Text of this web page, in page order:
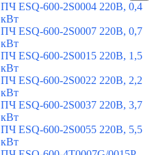
ПЧ ESQ-600-2S0004 220В, 0,4
кВт
ПЧ ESQ-600-2S0007 220В, 0,7
кВт
ПЧ ESQ-600-2S0015 220В, 1,5
кВт
ПЧ ESQ-600-2S0022 220В, 2,2
кВт
ПЧ ESQ-600-2S0037 220В, 3,7
кВт
ПЧ ESQ-600-2S0055 220В, 5,5
кВт